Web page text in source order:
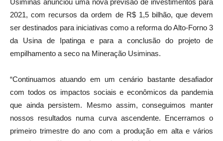
Usiminas anunciou uma nova previsão de investimentos para
2021, com recursos da ordem de R$ 1,5 bilhão, que devem
ser destinados para iniciativas como a reforma do Alto-Forno 3
da Usina de Ipatinga e para a conclusão do projeto de
empilhamento a seco na Mineração Usiminas.
“Continuamos atuando em um cenário bastante desafiador
com todos os impactos sociais e econômicos da pandemia
que ainda persistem. Mesmo assim, conseguimos manter
nossos resultados numa curva ascendente. Encerramos o
primeiro trimestre do ano com a produção em alta e vários